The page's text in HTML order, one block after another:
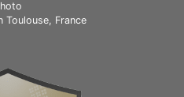
Toulouse, France